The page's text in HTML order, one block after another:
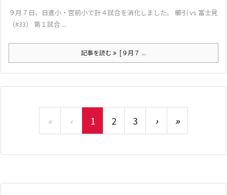
９月７日、日進小・宮前小で計４試合を消化しました。 櫛引 vs 富士見
（#33） 第１試合 ...
記事を読む [９月７ ...
« ‹ 1 2 3 › »